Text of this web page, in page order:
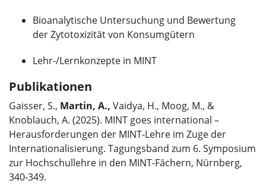
Bioanalytische Untersuchung und Bewertung
der Zytotoxizität von Konsumgütern
Lehr-/Lernkonzepte in MINT
Publikationen
Gaisser, S., Martin, A., Vaidya, H., Moog, M., &
Knoblauch, A. (2025). MINT goes international –
Herausforderungen der MINT-Lehre im Zuge der
Internationalisierung. Tagungsband zum 6. Symposium
zur Hochschullehre in den MINT-Fächern, Nürnberg,
340-349.